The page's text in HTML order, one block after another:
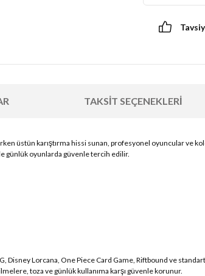
TAKSIT SEÇENEKLERI
üstün karıştırma hissi sunan, profesyonel oyuncular ve
günlük oyunlarda güvenle tercih edilir.
Disney Lorcana, One Piece Card Game, Riftbound ve
toza ve günlük kullanıma karşı güvenle korunur.